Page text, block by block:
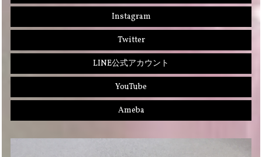
Instagram
Twitter
LINE公式アカウント
YouTube
Ameba